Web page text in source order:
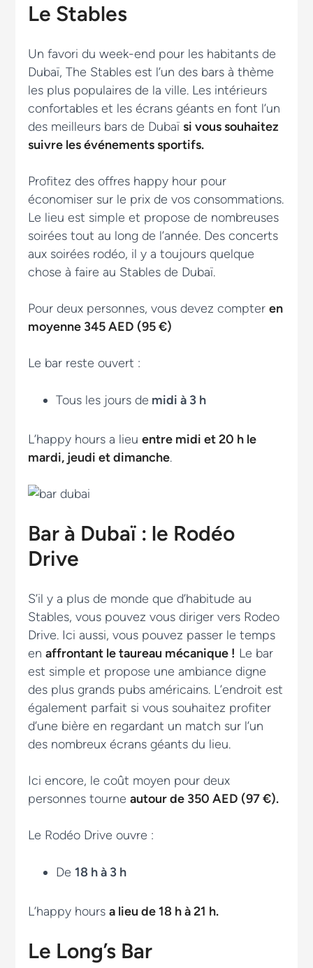
Le Stables
Un favori du week-end pour les habitants de
Dubaï, The Stables est l’un des bars à thème
les plus populaires de la ville. Les intérieurs
confortables et les écrans géants en font l’un
des meilleurs bars de Dubaïsi vous souhaitez
suivre les événements sportifs.
Profitez des offres happy hour pour
économiser sur le prix de vos consommations.
Le lieu est simple et propose de nombreuses
soirées tout au long de l’année. Des concerts
aux soirées rodéo, il y a toujours quelque
chose à faire au Stables de Dubaï.
Pour deux personnes, vous devez compteren
moyenne 345 AED (95 €)
Le bar reste ouvert :
Tous les jours de midi à 3 h
L’happy hours a lieuentre midi et 20 h le
mardi, jeudi et dimanche.
Bar à Dubaï : le Rodéo
Drive
S’il y a plus de monde que d’habitude au
Stables, vous pouvez vous diriger vers Rodeo
Drive. Ici aussi, vous pouvez passer le temps
enaffrontant le taureau mécanique ! Le bar
est simple et propose une ambiance digne
des plus grands pubs américains. L’endroit est
également parfait si vous souhaitez profiter
d’une bière en regardant un match sur l’un
des nombreux écrans géants du lieu.
Ici encore, le coût moyen pour deux
personnes tourneautour de 350 AED (97 €).
Le Rodéo Drive ouvre :
De 18 h à 3 h
L’happy hoursa lieu de 18 h à 21 h.
Le Long’s Bar